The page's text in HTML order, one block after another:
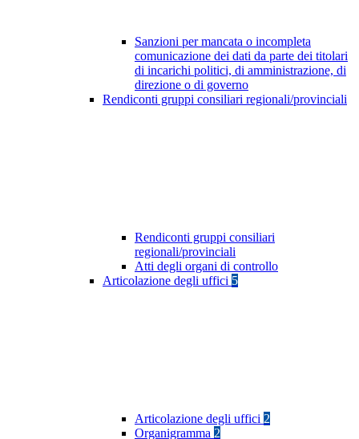
Sanzioni per mancata o incompleta
comunicazione dei dati da parte dei titolari
di incarichi politici, di amministrazione, di
direzione o di governo
Rendiconti gruppi consiliari regionali/provinciali
Rendiconti gruppi consiliari
regionali/provinciali
Atti degli organi di controllo
Articolazione degli uffici 5
Articolazione degli uffici 2
Organigramma 2